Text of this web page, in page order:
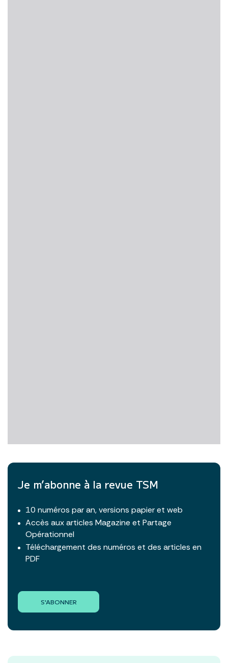
Je m’abonne à la revue TSM
10 numéros par an, versions papier et web
Accès aux articles Magazine et Partage
Opérationnel
Téléchargement des numéros et des articles en
PDF
S'ABONNER